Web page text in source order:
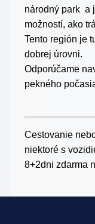
národný park a
možností, ako
Tento región je
dobrej úrovni.
Odporúčame
pekného
Cestovanie
niektoré s
8+2dni zdarma